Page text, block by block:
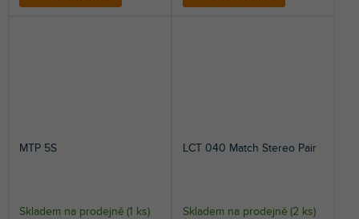
MTP 5S
Skladem na prodejně (1 ks)
LCT 040 Match Stereo Pair
Skladem na prodejně (2 ks)